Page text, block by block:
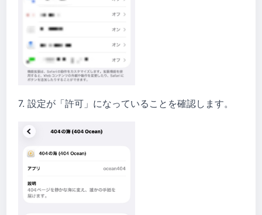
7. 設定が「許可」になっていることを確認します。